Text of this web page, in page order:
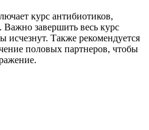
курс антибиотиков,
Важно завершить весь курс
исчезнут. Также рекомендуется
половых партнеров, чтобы